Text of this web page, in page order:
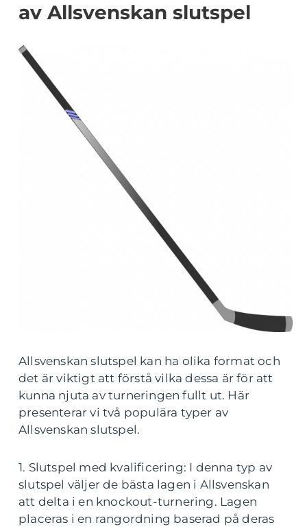
av Allsvenskan slutspel
Allsvenskan slutspel kan ha olika format och
det är viktigt att förstå vilka dessa är för att
kunna njuta av turneringen fullt ut. Här
presenterar vi två populära typer av
Allsvenskan slutspel.
1. Slutspel med kvalificering: I denna typ av
slutspel väljer de bästa lagen i Allsvenskan
att delta i en knockout-turnering. Lagen
placeras i en rangordning baserad på deras